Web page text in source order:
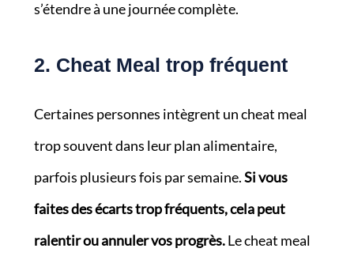
s’étendre à une journée complète.
2. Cheat Meal trop fréquent
Certaines personnes intègrent un cheat meal
trop souvent dans leur plan alimentaire,
parfois plusieurs fois par semaine.Si vous
faites des écarts trop fréquents, cela peut
ralentir ou annuler vos progrès.Le cheat meal